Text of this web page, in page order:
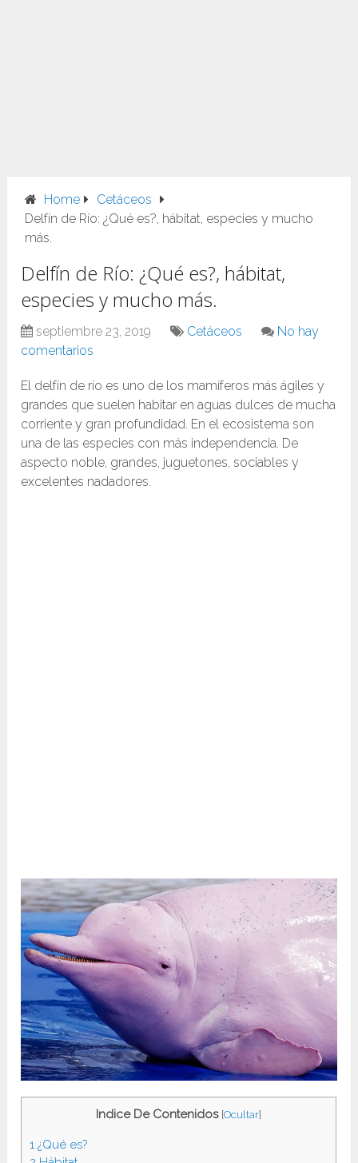
Home
Cetáceos
Delfín de Río: ¿Qué es?, hábitat, especies y mucho
más.
Delfín de Río: ¿Qué es?, hábitat,
especies y mucho más.
septiembre 23, 2019 Cetáceos
No hay
comentarios
El delfín de río es uno de los mamíferos más ágiles y
grandes que suelen habitar en aguas dulces de mucha
corriente y gran profundidad. En el ecosistema son
una de las especies con más independencia. De
aspecto noble, grandes, juguetones, sociables y
excelentes nadadores.
Indice De Contenidos [Ocultar]
1 ¿Qué es?